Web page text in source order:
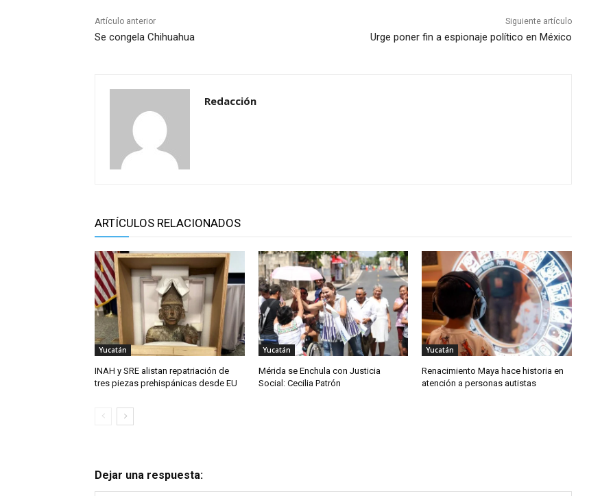
Artículo anterior
Se congela Chihuahua
Siguiente artículo
Urge poner fin a espionaje político en México
Redacción
ARTÍCULOS RELACIONADOS
Yucatán
INAH y SRE alistan repatriación de
tres piezas prehispánicas desde EU
Yucatán
Mérida se Enchula con Justicia
Social: Cecilia Patrón
Yucatán
Renacimiento Maya hace historia en
atención a personas autistas
Dejar una respuesta: